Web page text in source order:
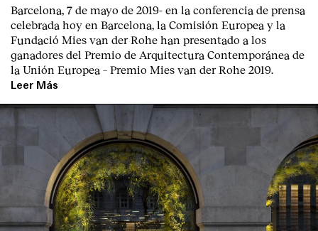
Barcelona, 7 de mayo de 2019- en la conferencia de prensa
celebrada hoy en Barcelona, la Comisión Europea y la
Fundació Mies van der Rohe han presentado a los
ganadores del Premio de Arquitectura Contemporánea de
la Unión Europea – Premio Mies van der Rohe 2019.
Leer Más